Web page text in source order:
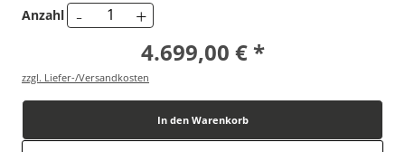
Anzahl - +
4.699,00 € *
zzgl. Liefer-/Versandkosten
In den Warenkorb